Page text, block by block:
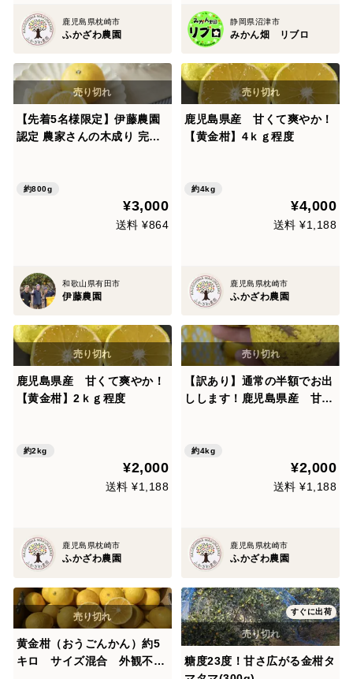
鹿児島県枕崎市
ふかざわ農園
静岡県沼津市
みかん畑 リブロ
【先着5名様限定】伊藤農園
認定 農家さんの木成り 完熟
約800g
¥3,000
送料 ¥864
和歌山県有田市
伊藤農園
鹿児島県産 甘くて爽やか！
【黄金柑】4ｋｇ程度
約4kg
¥4,000
送料 ¥1,188
鹿児島県枕崎市
ふかざわ農園
鹿児島県産 甘くて爽やか！
【黄金柑】2ｋｇ程度
約2kg
¥2,000
送料 ¥1,188
鹿児島県枕崎市
ふかざわ農園
【訳あり】通常の半額でお出
しします！鹿児島県産 甘く
約4kg
¥2,000
送料 ¥1,188
鹿児島県枕崎市
ふかざわ農園
黄金柑（おうごんかん）約5
キロ サイズ混合 外観不良
すぐに出荷
糖度23度！甘さ広がる金柑タ